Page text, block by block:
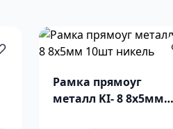
Рамка прямоуг
металл KI- 8 8х5мм